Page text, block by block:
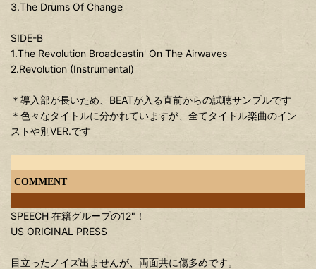
3.The Drums Of Change
SIDE-B
1.The Revolution Broadcastin' On The Airwaves
2.Revolution (Instrumental)
＊導入部が長いため、BEATが入る直前からの試聴サンプルです
＊色々なタイトルに分かれていますが、全てタイトル楽曲のイン
ストや別VER.です
COMMENT
SPEECH 在籍グループの12"！
US ORIGINAL PRESS
目立ったノイズ出ませんが、両面共に傷多めです。